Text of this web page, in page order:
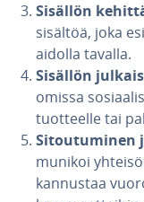
Sisällön
sisältöä, joka
aidolla tavalla.
Sisällön
omissa
tuot­teel­le tai
Si­tou­tu­mi­nen
mu­ni­koi
kannustaa